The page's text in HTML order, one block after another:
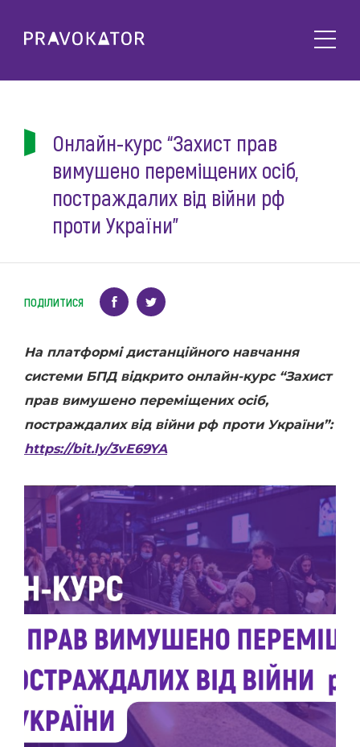
Про клуб
PRAVOKATOR.Одеса
Заходи
Майбутні
Минулі
Новини
Корисне
Фотогалерея
Контакти
Онлайн-курс “Захист прав
вимушено переміщених осіб,
постраждалих від війни рф
проти України”
ПОДІЛИТИСЯ
На платформі дистанційного навчання
системи БПД відкрито онлайн-курс “Захист
прав вимушено переміщених осіб,
постраждалих від війни рф проти України”:
https://bit.ly/3vE69YA